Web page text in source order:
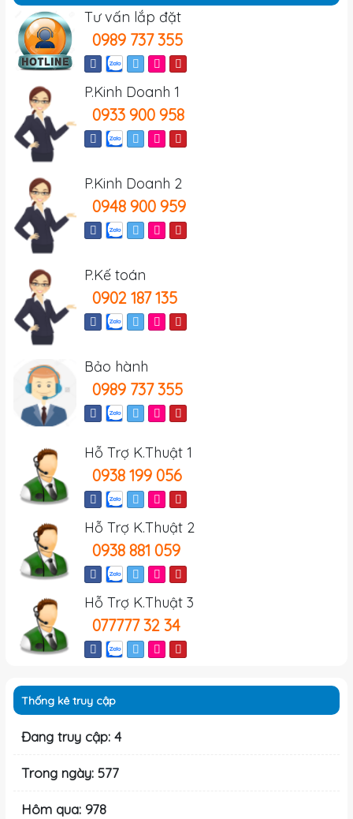
Tư vấn lắp đặt
0989 737 355
P.Kinh Doanh 1
0933 900 958
P.Kinh Doanh 2
0948 900 959
P.Kế toán
0902 187 135
Bảo hành
0989 737 355
Hỗ Trợ K.Thuật 1
0938 199 056
Hỗ Trợ K.Thuật 2
0938 881 059
Hỗ Trợ K.Thuật 3
077777 32 34
Thống kê truy cập
Đang truy cập: 4
Trong ngày: 577
Hôm qua: 978